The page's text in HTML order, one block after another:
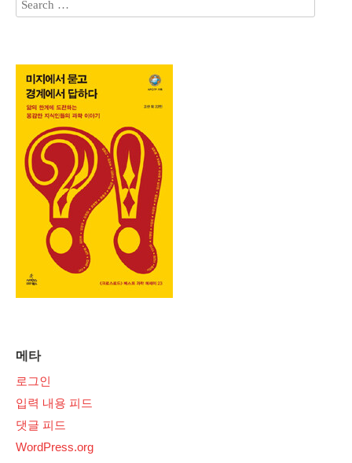
메타
로그인
입력 내용 피드
댓글 피드
WordPress.org